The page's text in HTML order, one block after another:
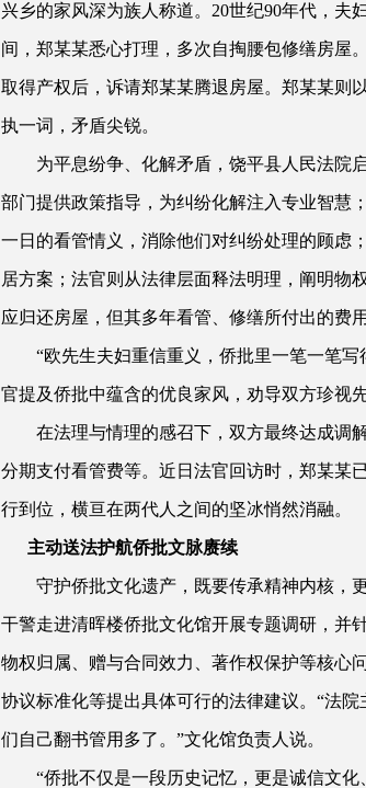
兴乡的家风深为族人称道。 20世纪90年代，夫
间，郑某某悉心打理，多次自掏腰包修缮房屋
取得产权后，诉请郑某某腾退房屋。郑某某则
执一词，矛盾尖锐。
为平息纷争、化解矛盾，饶平县人民法院
部门提供政策指导，为纠纷化解注入专业智慧
一日的看管情义，消除他们对纠纷处理的顾虑
居方案；法官则从法律层面释法明理，阐明物
应归还房屋，但其多年看管、修缮所付出的费
“欧先生夫妇重信重义，侨批里一笔一笔
官提及侨批中蕴含的优良家风，劝导双方珍视
在法理与情理的感召下，双方最终达成调解
分期支付看管费等。近日法官回访时，郑某某
行到位，横亘在两代人之间的坚冰悄然消融。
主动送法护航侨批文脉赓续
守护侨批文化遗产，既要传承精神内核，
干警走进清晖楼侨批文化馆开展专题调研，并
物权归属、赠与合同效力、著作权保护等核心
协议标准化等提出具体可行的法律建议。“法
们自己翻书管用多了。”文化馆负责人说。
“侨批不仅是一段历史记忆，更是诚信文